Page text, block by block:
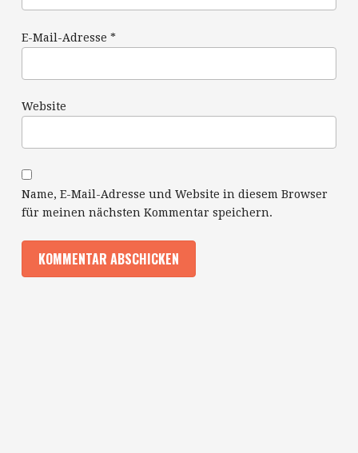
E-Mail-Adresse *
Website
Name, E-Mail-Adresse und Website in diesem Browser
für meinen nächsten Kommentar speichern.